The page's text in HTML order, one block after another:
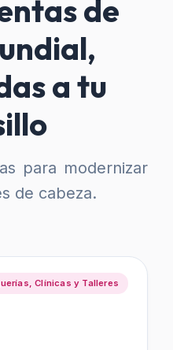
de
a tu
para modernizar
de cabeza.
Clínicas y Talleres